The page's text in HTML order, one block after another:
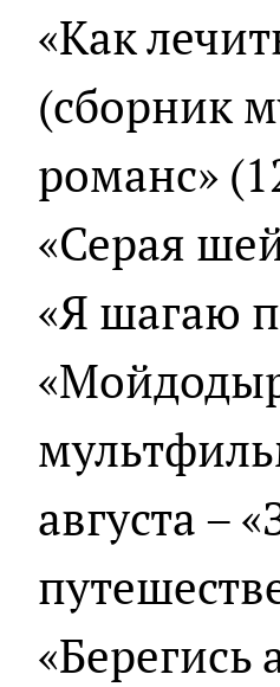
«Как
(сборник
романс»
«Серая
«Я шагаю
августа –
«Берегись